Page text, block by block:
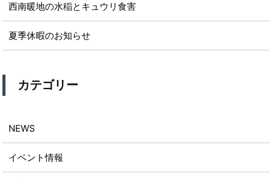
西南暖地の水稲とキュウリ食害
夏季休暇のお知らせ
カテゴリー
NEWS
イベント情報